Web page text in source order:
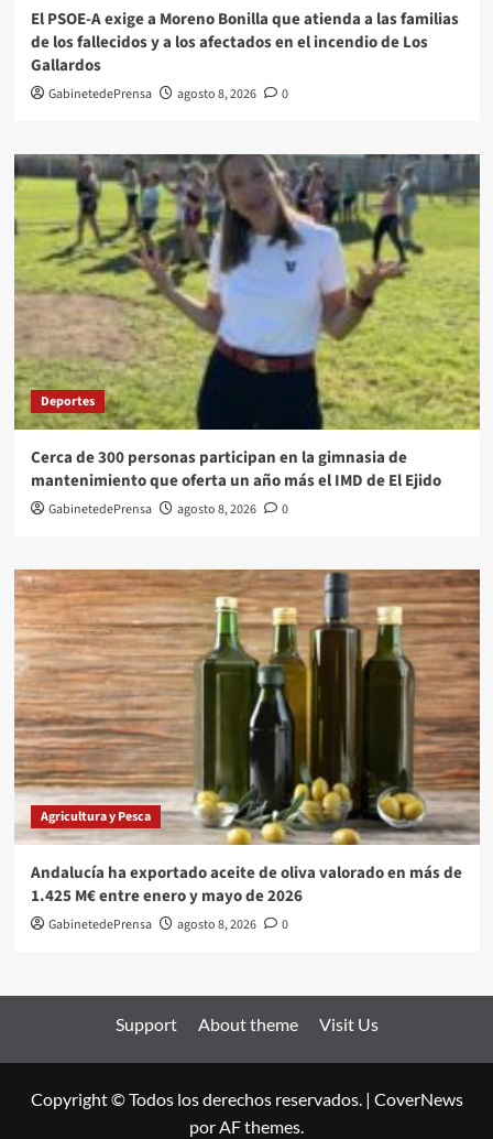
El PSOE-A exige a Moreno Bonilla que atienda a las familias
de los fallecidos y a los afectados en el incendio de Los
Gallardos
GabinetedePrensa agosto 8, 2026 0
Deportes
Cerca de 300 personas participan en la gimnasia de
mantenimiento que oferta un año más el IMD de El Ejido
GabinetedePrensa agosto 8, 2026 0
Agricultura y Pesca
Andalucía ha exportado aceite de oliva valorado en más de
1.425 M€ entre enero y mayo de 2026
GabinetedePrensa agosto 8, 2026 0
Support About theme Visit Us
Copyright © Todos los derechos reservados. | CoverNews
por AF themes.